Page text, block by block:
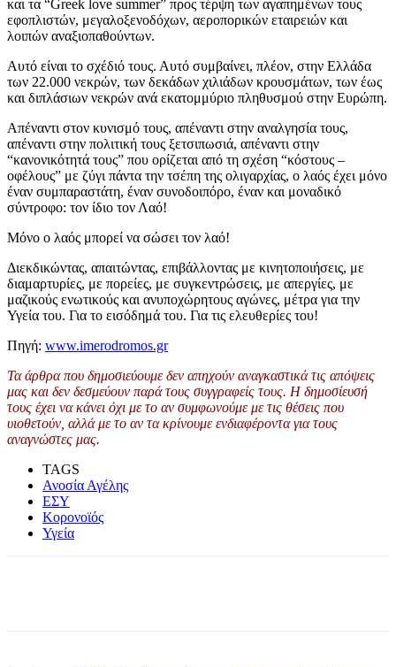
και τα “Greek love summer” προς τέρψη των αγαπημένων τους
εφοπλιστών, μεγαλοξενοδόχων, αεροπορικών εταιρειών και
λοιπών αναξιοπαθούντων.
Αυτό είναι το σχέδιό τους. Αυτό συμβαίνει, πλέον, στην Ελλάδα
των 22.000 νεκρών, των δεκάδων χιλιάδων κρουσμάτων, των έως
και διπλάσιων νεκρών ανά εκατομμύριο πληθυσμού στην Ευρώπη.
Απέναντι στον κυνισμό τους, απέναντι στην αναλγησία τους,
απέναντι στην πολιτική τους ξετσιπωσιά, απέναντι στην
“κανονικότητά τους” που ορίζεται από τη σχέση “κόστους –
οφέλους” με ζύγι πάντα την τσέπη της ολιγαρχίας, ο λαός έχει μόνο
έναν συμπαραστάτη, έναν συνοδοιπόρο, έναν και μοναδικό
σύντροφο: τον ίδιο τον Λαό!
Μόνο ο λαός μπορεί να σώσει τον λαό!
Διεκδικώντας, απαιτώντας, επιβάλλοντας με κινητοποιήσεις, με
διαμαρτυρίες, με πορείες, με συγκεντρώσεις, με απεργίες, με
μαζικούς ενωτικούς και ανυποχώρητους αγώνες, μέτρα για την
Υγεία του. Για το εισόδημά του. Για τις ελευθερίες του!
Πηγή: www.imerodromos.gr
Τα άρθρα που δημοσιεύουμε δεν απηχούν αναγκαστικά τις απόψεις
μας και δεν δεσμεύουν παρά τους συγγραφείς τους. Η δημοσίευσή
τους έχει να κάνει όχι με το αν συμφωνούμε με τις θέσεις που
υιοθετούν, αλλά με το αν τα κρίνουμε ενδιαφέροντα για τους
αναγνώστες μας.
TAGS
Ανοσία Αγέλης
ΕΣΥ
Κορονοϊός
Υγεία